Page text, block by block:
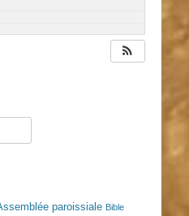
paroissiale Bible